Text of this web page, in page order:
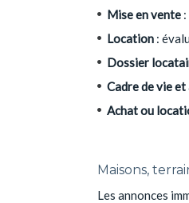
Mise en vente
Location :
Dossier
Cadre de vie et
Achat ou
Maisons,
Les annonces